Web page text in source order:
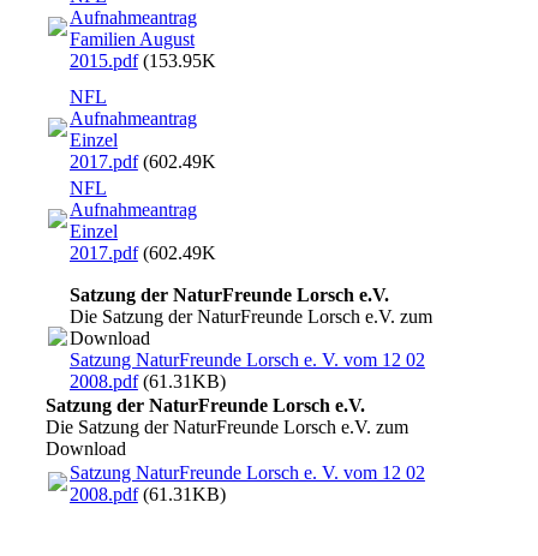
Aufnahmeantrag
Familien August
2015.pdf(153.95KB)
NFL
Aufnahmeantrag
Einzel
2017.pdf(602.49KB)
NFL
Aufnahmeantrag
Einzel
2017.pdf(602.49KB)
Satzung der NaturFreunde Lorsch e.V.
Die Satzung der NaturFreunde Lorsch e.V. zum
Download
Satzung NaturFreunde Lorsch e. V. vom 12 02
2008.pdf(61.31KB)
Satzung der NaturFreunde Lorsch e.V.
Die Satzung der NaturFreunde Lorsch e.V. zum
Download
Satzung NaturFreunde Lorsch e. V. vom 12 02
2008.pdf(61.31KB)